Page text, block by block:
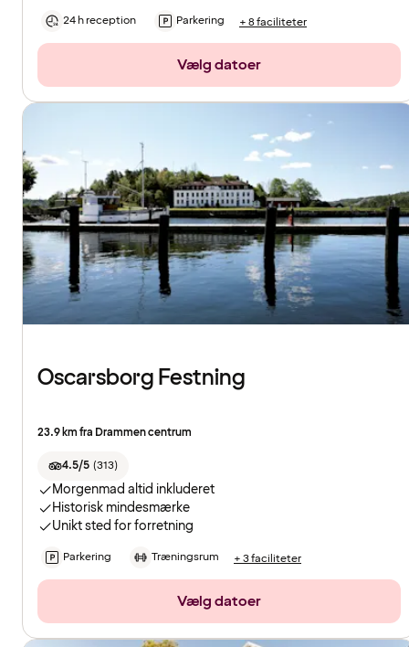
24 h reception Parkering + 8 faciliteter
Vælg datoer
Oscarsborg Festning
23.9 km fra Drammen centrum
4.5/5 (313)
Morgenmad altid inkluderet
Historisk mindesmærke
Unikt sted for forretning
Parkering Træningsrum + 3 faciliteter
Vælg datoer